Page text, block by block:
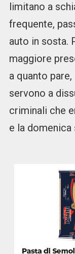
limitano a
frequente,
auto in sosta.
maggiore
a quanto
servono a
criminali che
e la domenica